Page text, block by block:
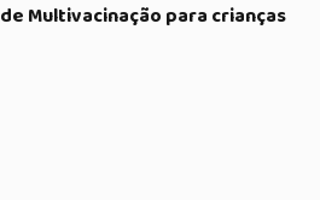
Multivacinação para crianças